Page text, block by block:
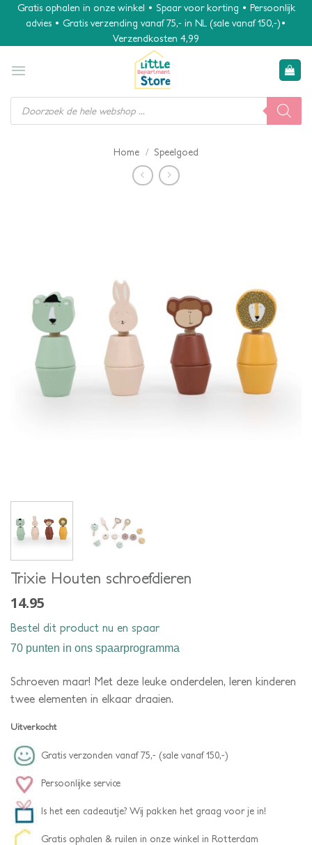
Gratis ophalen in onze winkel • Spaar voor korting • Persoonlijk
advies • Gratis verzending vanaf 75,- in NL (sale vanaf 150,-)•
Verzendkosten 4,99
Producten
zoeken
Home / Speelgoed
Trixie Houten schroefdieren
14.95
Bestel dit product nu en spaar
70 punten in ons spaarprogramma
Schroeven maar! Met deze leuke onderdelen, leren kinderen
twee elementen in elkaar draaien.
Uitverkocht
Gratis verzonden vanaf 75,- (sale vanaf 150,-)
Persoonlijke service
Is het een cadeautje? Wij pakken het graag voor je in!
Gratis ophalen & ruilen in onze winkel in Rotterdam